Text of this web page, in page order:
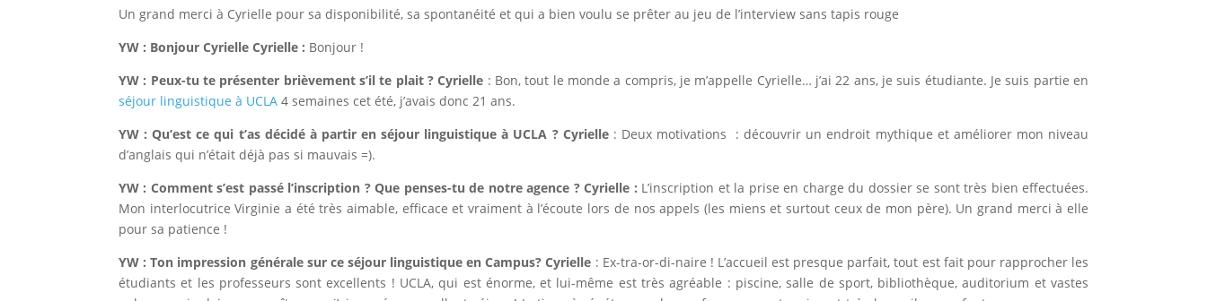
Un grand merci à Cyrielle pour sa disponibilité, sa spontanéité et qui a bien voulu se prêter au jeu de l’interview sans tapis rouge
YW : Bonjour Cyrielle Cyrielle : Bonjour !
YW : Peux-tu te présenter brièvement s’il te plait ? Cyrielle : Bon, tout le monde a compris, je m’appelle Cyrielle… j’ai 22 ans, je suis étudiante. Je suis partie en
séjour linguistique à UCLA 4 semaines cet été, j’avais donc 21 ans.
YW : Qu’est ce qui t’as décidé à partir en séjour linguistique à UCLA ? Cyrielle: Deux motivations : découvrir un endroit mythique et améliorer mon niveau
d’anglais qui n’était déjà pas si mauvais =).
YW : Comment s’est passé l’inscription ? Que penses-tu de notre agence ? Cyrielle : L’inscription et la prise en charge du dossier se sont très bien effectuées.
Mon interlocutrice Virginie a été très aimable, efficace et vraiment à l’écoute lors de nos appels (les miens et surtout ceux de mon père). Un grand merci à elle
pour sa patience !
YW : Ton impression générale sur ce séjour linguistique en Campus? Cyrielle : Ex-tra-or-di-naire ! L’accueil est presque parfait, tout est fait pour rapprocher les
étudiants et les professeurs sont excellents ! UCLA, qui est énorme, et lui-même est très agréable : piscine, salle de sport, bibliothèque, auditorium et vastes